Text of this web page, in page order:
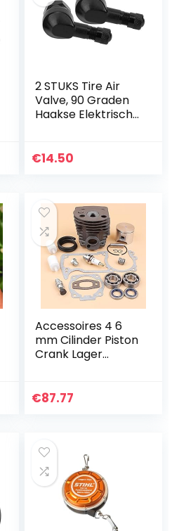
2 STUKS Tire Air
Valve, 90 Graden
Haakse Elektrische
Scooter
€14.50
Accessoires 4 6
mm Cilinder Piston
Crank Lager
55 for Rancher
€87.77